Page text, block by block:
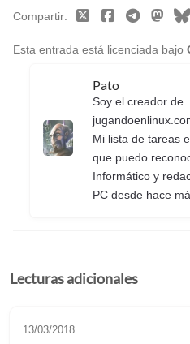
Esta entrada está licenciada bajo
Compartir
Pato
Soy el creador de
Mi lista de tareas
que puedo
Informático y
PC desde hace
Lecturas adicionales
13/03/2018